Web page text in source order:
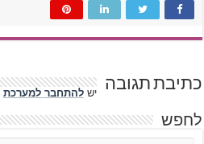
כתיבת תגובה ישלהתחבר למערכת
לחפש